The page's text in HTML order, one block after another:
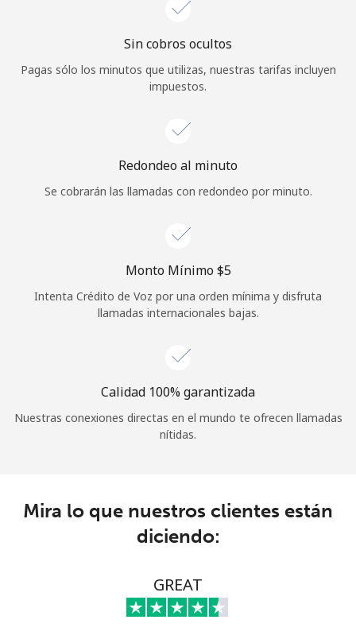
Inicia sesión oREGÍSTRATE →
¿Olvidaste tu contraseña? →
Continuar con
Sin cobros ocultos
Pagas sólo los minutos que utilizas, nuestras tarifas incluyen
impuestos.
Redondeo al minuto
Se cobrarán las llamadas con redondeo por minuto.
Monto Mínimo ⁦$5⁩
Intenta Crédito de Voz por una orden mínima y disfruta
llamadas internacionales bajas.
Calidad 100% garantizada
Nuestras conexiones directas en el mundo te ofrecen llamadas
nítidas.
Mira lo que nuestros clientes están
diciendo:
GREAT